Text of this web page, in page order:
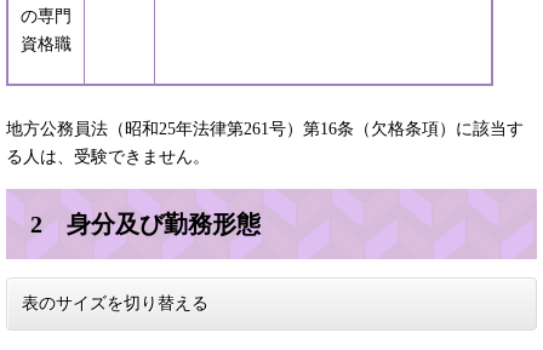
の専門
資格職
地方公務員法（昭和25年法律第261号）第16条（欠格条項）に該当す
る人は、受験できません。
2 身分及び勤務形態
表のサイズを切り替える